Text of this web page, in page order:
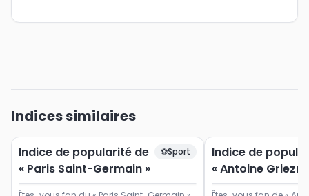
Indices similaires
Indice de popularité de
« Paris Saint-Germain »
⚽Sport
Indice de
« Antoine